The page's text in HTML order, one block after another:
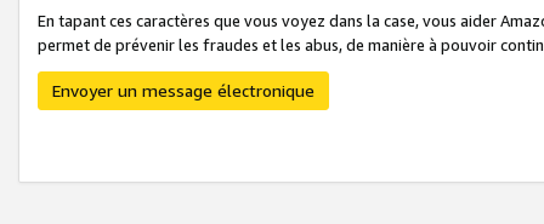
En tapant ces caractères que vous voyez dans la case, vous aider
permet de prévenir les fraudes et les abus, de manière à pouvoir
Envoyer un message électronique